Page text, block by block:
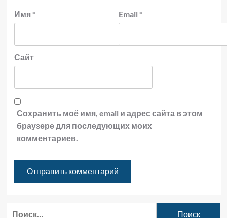
Имя * Email *
Сайт
Сохранить моё имя, email и адрес сайта в этом
браузере для последующих моих
комментариев.